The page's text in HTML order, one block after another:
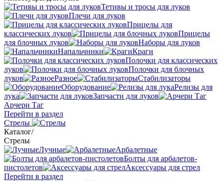
Тетивы и тросы для луков
Плечи для луков
Прицелы для
классических луков
Прицелы
для блочных луков
Наборы для луков
Напальчники
Краги
Полочки для классических
луков
Полочки для блочных
луков
Разное
Стабилизаторы
Оборудование
Релизы для
лука
Запчасти для луков
Арчери Таг
Перейти в раздел
Стрелы
Каталог/
Стрелы
Лучные
Арбалетные
Болты для арбалетов-
пистолетов
Аксессуары для стрел
Перейти в раздел